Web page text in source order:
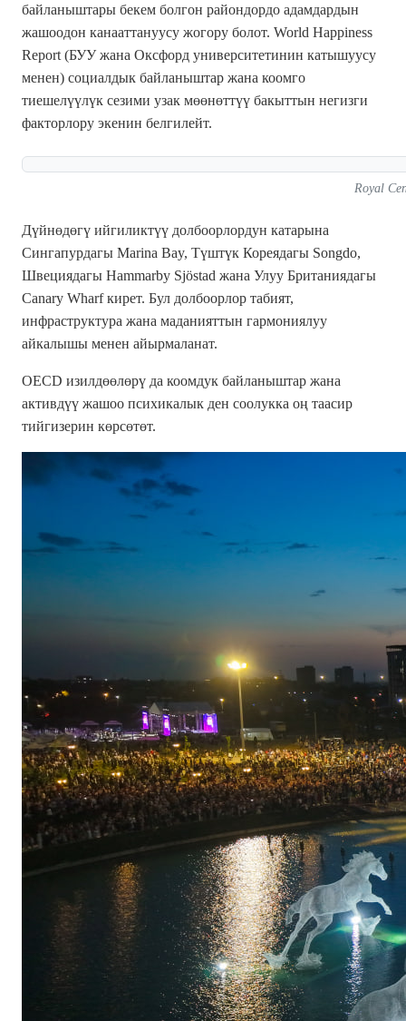
байланыштары бекем болгон райондордо адамдардын
жашоодон канааттануусу жогору болот. World Happiness
Report (БУУ жана Оксфорд университетинин катышуусу
менен) социалдык байланыштар жана коомго
тиешелүүлүк сезими узак мөөнөттүү бакыттын негизги
факторлору экенин белгилейт.
Royal
Дүйнөдөгү ийгиликтүү долбоорлордун катарына
Сингапурдагы Marina Bay, Түштүк Кореядагы Songdo,
Швециядагы Hammarby Sjöstad жана Улуу Британиядагы
Canary Wharf кирет. Бул долбоорлор табият,
инфраструктура жана маданияттын гармониялуу
айкалышы менен айырмаланат.
OECD изилдөөлөрү да коомдук байланыштар жана
активдүү жашоо психикалык ден соолукка оң таасир
тийгизерин көрсөтөт.